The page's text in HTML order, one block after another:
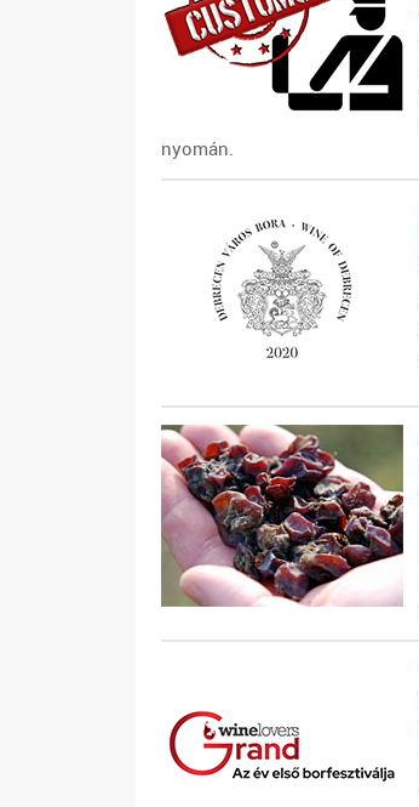
nyomán.